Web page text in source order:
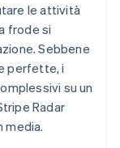
le attività
frode si
Sebbene
perfette, i
su un
Radar
media.